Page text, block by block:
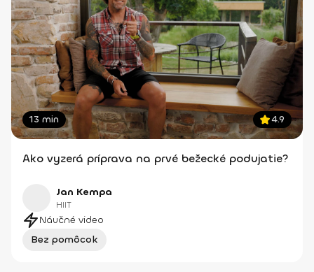
13 min 4.9
Ako vyzerá príprava na prvé bežecké podujatie?
Jan Kempa
HIIT
Náučné video
Bez pomôcok